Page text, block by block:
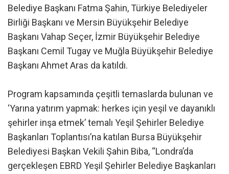
Belediye Başkanı Fatma Şahin, Türkiye Belediyeler
Birliği Başkanı ve Mersin Büyükşehir Belediye
Başkanı Vahap Seçer, İzmir Büyükşehir Belediye
Başkanı Cemil Tugay ve Muğla Büyükşehir Belediye
Başkanı Ahmet Aras da katıldı.
Program kapsamında çeşitli temaslarda bulunan ve
‘Yarına yatırım yapmak: herkes için yeşil ve dayanıklı
şehirler inşa etmek’ temalı Yeşil Şehirler Belediye
Başkanları Toplantısı’na katılan Bursa Büyükşehir
Belediyesi Başkan Vekili Şahin Biba, “Londra’da
gerçekleşen EBRD Yeşil Şehirler Belediye Başkanları